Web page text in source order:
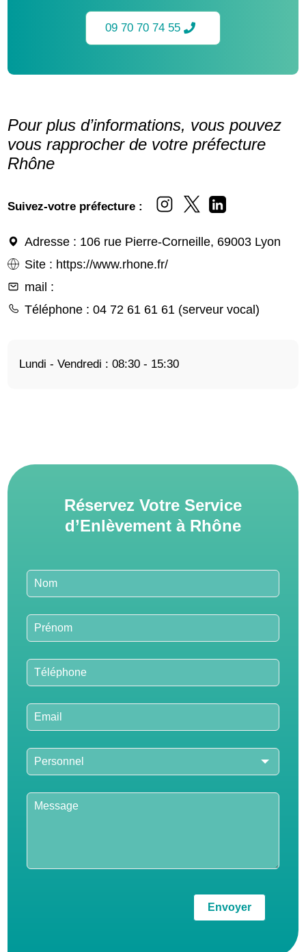
09 70 70 74 55
Pour plus d’informations, vous pouvez
vous rapprocher de votre préfecture
Rhône
Suivez-votre préfecture :
Adresse : 106 rue Pierre-Corneille, 69003 Lyon
Site : https://www.rhone.fr/
mail :
Téléphone : 04 72 61 61 61 (serveur vocal)
Lundi - Vendredi : 08:30 - 15:30
Réservez Votre Service
d’Enlèvement à Rhône
Leave
this
blank
Envoyer